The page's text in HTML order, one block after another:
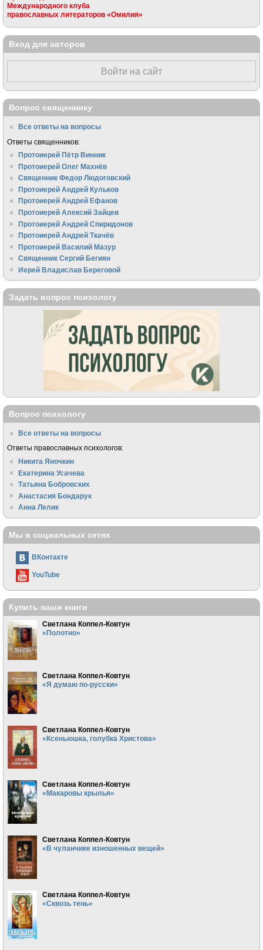
Международного клуба
православных литераторов «Омилия»
Вход для авторов
Войти на сайт
Вопрос священнику
Все ответы на вопросы
Ответы священников:
Протоиерей Пётр Винник
Протоиерей Олег Махнёв
Священник Федор Людоговский
Протоиерей Андрей Кульков
Протоиерей Андрей Ефанов
Протоиерей Алексий Зайцев
Протоиерей Андрей Спиридонов
Протоиерей Андрей Ткачёв
Протоиерей Василий Мазур
Священник Сергий Бегиян
Иерей Владислав Береговой
Задать вопрос психологу
Вопрос психологу
Все ответы на вопросы
Ответы православных психологов:
Никита Яночкин
Екатерина Усачева
Татьяна Бобровских
Анастасия Бондарук
Анна Лелик
Мы в социальных сетях
ВКонтакте
YouTube
Купить наши книги
Светлана Коппел-Ковтун
«Полотно»
Светлана Коппел-Ковтун
«Я думаю по-русски»
Светлана Коппел-Ковтун
«Ксеньюшка, голубка Христова»
Светлана Коппел-Ковтун
«Макаровы крылья»
Светлана Коппел-Ковтун
«В чуланчике изношенных вещей»
Светлана Коппел-Ковтун
«Сквозь тень»